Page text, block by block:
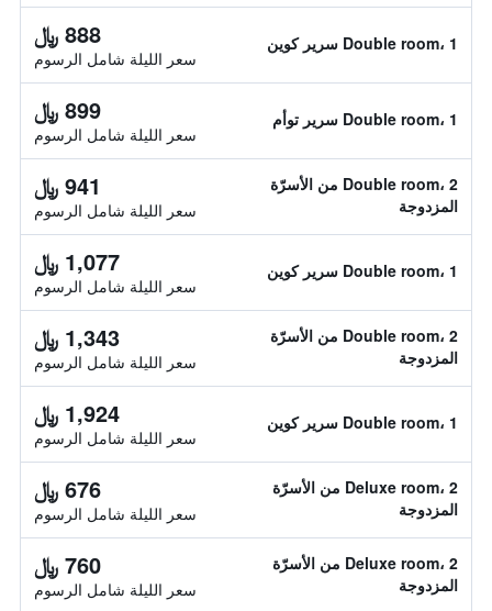
Double room، 1 سرير كوين 888 ﷼
سعر الليلة شامل الرسوم
Double room، 1 سرير توأم 899 ﷼
سعر الليلة شامل الرسوم
Double room، 2 من الأسرّة
المزدوجة
941 ﷼
سعر الليلة شامل الرسوم
Double room، 1 سرير كوين 1,077 ﷼
سعر الليلة شامل الرسوم
Double room، 2 من الأسرّة
المزدوجة
1,343 ﷼
سعر الليلة شامل الرسوم
Double room، 1 سرير كوين 1,924 ﷼
سعر الليلة شامل الرسوم
Deluxe room، 2 من الأسرّة
المزدوجة
676 ﷼
سعر الليلة شامل الرسوم
Deluxe room، 2 من الأسرّة
المزدوجة
760 ﷼
سعر الليلة شامل الرسوم